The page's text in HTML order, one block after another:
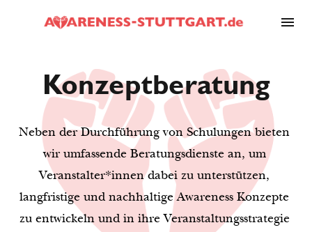
Konzeptberatung
Neben der Durchführung von Schulungen bieten
wir umfassende Beratungsdienste an, um
Veranstalter*innen dabei zu unterstützen,
langfristige und nachhaltige Awareness Konzepte
zu entwickeln und in ihre Veranstaltungsstrategie